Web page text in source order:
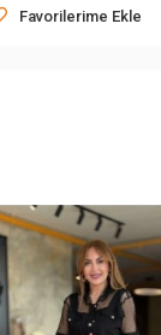
Favorilerime Ekle